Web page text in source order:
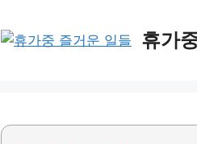
휴가